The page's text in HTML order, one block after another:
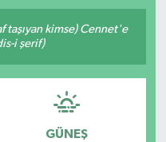
taşıyan kimse) Cennet'e
i şerif)
GÜNEŞ